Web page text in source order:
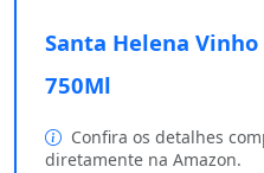
Santa Helena Vinho
750Ml
Confira os detalhes
diretamente na Amazon.